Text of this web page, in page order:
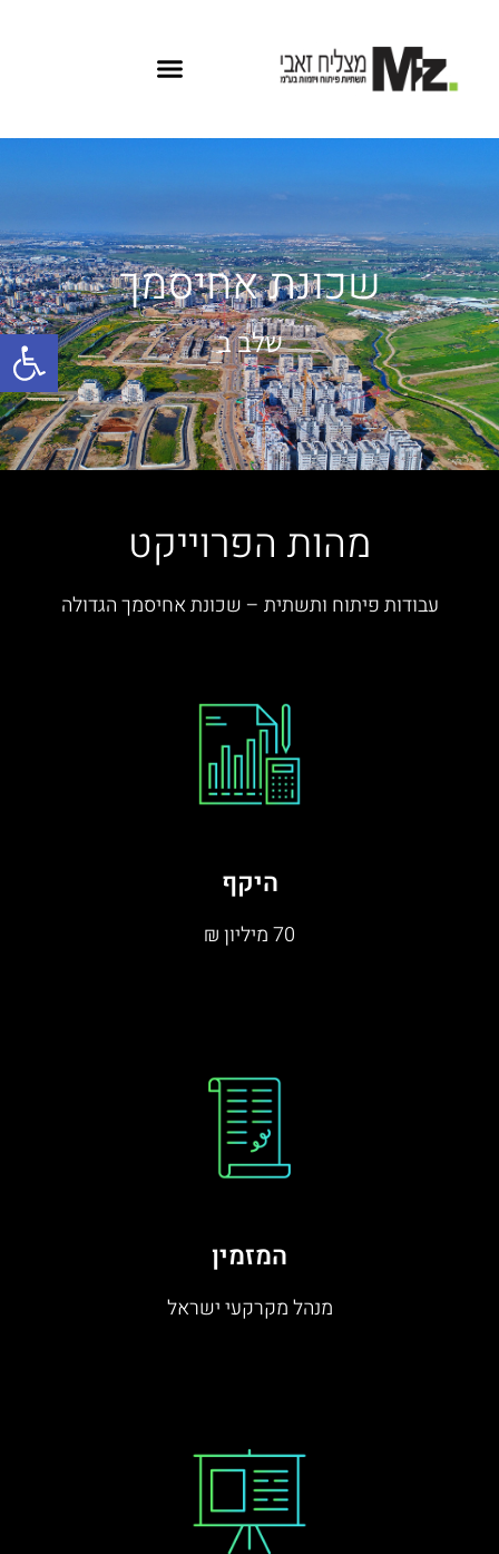
שכונת אחיסמך
שלב ב
מהות הפרוייקט
עבודות פיתוח ותשתית – שכונת אחיסמך הגדולה
היקף
70 מיליון ₪
המזמין
מנהל מקרקעי ישראל